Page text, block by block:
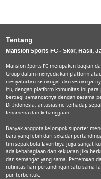
Tentang
Mansion Sports FC - Skor, Hasil,
Mansion Sports FC merupakan bagian
Group dalam menyediakan platform
menyalurkan semangat dan
itu, dengan platform komunitas ini
berbagi semangatnya dengan sesama
Di Indonesia, antusiasme terhadap
fenomena dan kebanggaan.
Banyak anggota kelompok suporter
baru yang lebih dari sekadar
tim sepak bola favoritnya juga sangat
ada kebahagiaan dan kekuatan jika
dan semangat yang sama. Pertemuan
rutinitas hari pertandingan satu sama
pun terbentuk.